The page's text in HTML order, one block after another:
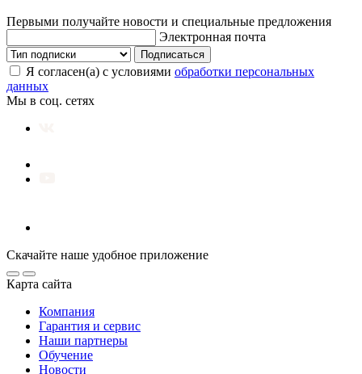
Первыми получайте новости и специальные предложения
Электронная почта
Подписаться
Я согласен(а) с условиями обработки персональных
данных
Мы в соц. сетях
Скачайте наше удобное приложение
Карта сайта
Компания
Гарантия и сервис
Наши партнеры
Обучение
Новости